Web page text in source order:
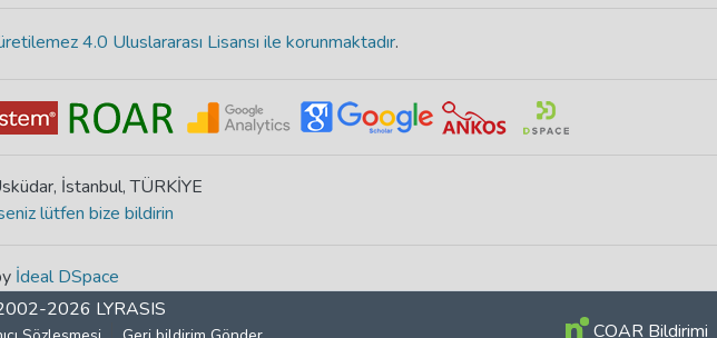
4.0 Uluslararası Lisansı ile korunmaktadır.
İstanbul, TÜRKİYE
lütfen bize bildirin
İdeal DSpace
2026 LYRASIS
COAR Bildirimi